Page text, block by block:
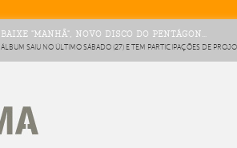
BAIXE "MANHÃ", NOVO DISCO DO PENTÁGON...
ÁLBUM SAIU NO ÚLTIMO SÁBADO (27) E TEM PARTICIPAÇÕES DE
LÍVIA CRUZ E MAOMÉ